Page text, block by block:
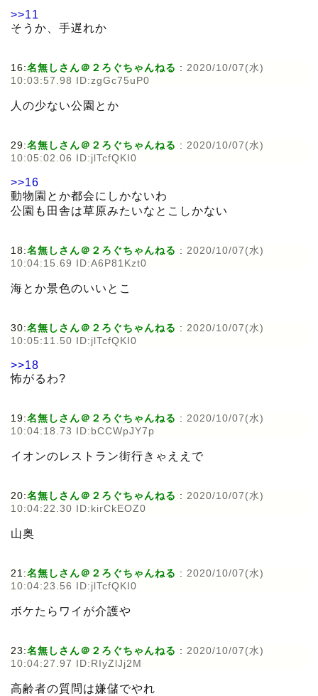
>>11
そうか、手遅れか
16:名無しさん＠２ろぐちゃんねる : 2020/10/07(水)
10:03:57.98 ID:zgGc75uP0
人の少ない公園とか
29:名無しさん＠２ろぐちゃんねる : 2020/10/07(水)
10:05:02.06 ID:jlTcfQKI0
>>16
動物園とか都会にしかないわ
公園も田舎は草原みたいなとこしかない
18:名無しさん＠２ろぐちゃんねる : 2020/10/07(水)
10:04:15.69 ID:A6P81Kzt0
海とか景色のいいとこ
30:名無しさん＠２ろぐちゃんねる : 2020/10/07(水)
10:05:11.50 ID:jlTcfQKI0
>>18
怖がるわ?
19:名無しさん＠２ろぐちゃんねる : 2020/10/07(水)
10:04:18.73 ID:bCCWpJY7p
イオンのレストラン街行きゃええで
20:名無しさん＠２ろぐちゃんねる : 2020/10/07(水)
10:04:22.30 ID:kirCkEOZ0
山奥
21:名無しさん＠２ろぐちゃんねる : 2020/10/07(水)
10:04:23.56 ID:jlTcfQKI0
ボケたらワイが介護や
23:名無しさん＠２ろぐちゃんねる : 2020/10/07(水)
10:04:27.97 ID:RIyZlJj2M
高齢者の質問は嫌儲でやれ